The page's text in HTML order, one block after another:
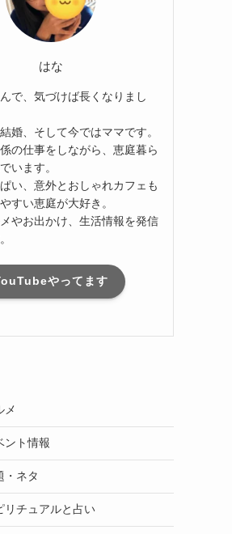
はな
で、気づけば長くなりまし
婚、そして今ではママです。
の仕事をしながら、恵庭暮ら
います。
い、意外とおしゃれカフェも
すい恵庭が大好き。
やお出かけ、生活情報を発信
やってます
メ
ント情報
・ネタ
リチュアルと占い